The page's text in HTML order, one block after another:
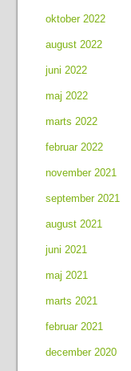
oktober 2022
august 2022
juni 2022
maj 2022
marts 2022
februar 2022
november 2021
september 2021
august 2021
juni 2021
maj 2021
marts 2021
februar 2021
december 2020